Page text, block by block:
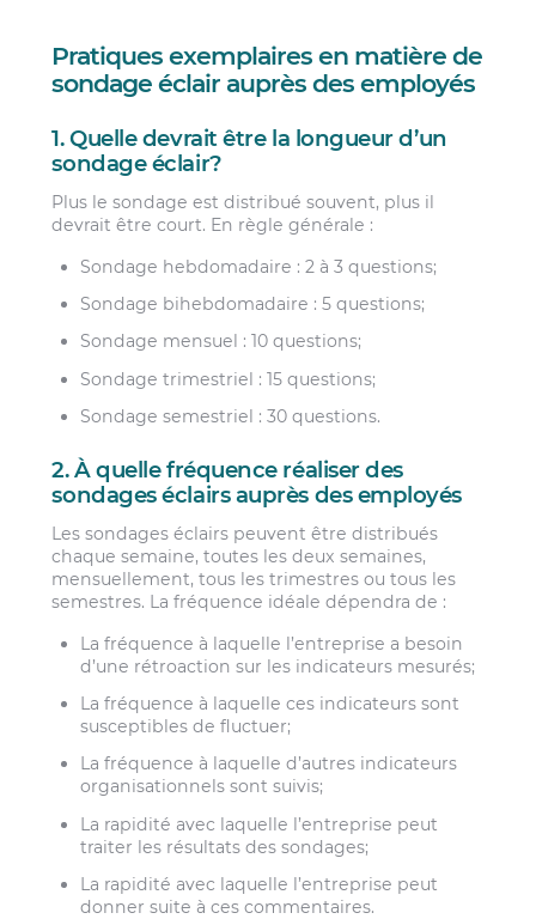
Pratiques exemplaires en matière de
sondage éclair auprès des employés
1. Quelle devrait être la longueur d’un
sondage éclair?
Plus le sondage est distribué souvent, plus il
devrait être court. En règle générale :
Sondage hebdomadaire : 2 à 3 questions;
Sondage bihebdomadaire : 5 questions;
Sondage mensuel : 10 questions;
Sondage trimestriel : 15 questions;
Sondage semestriel : 30 questions.
2. À quelle fréquence réaliser des
sondages éclairs auprès des employés
Les sondages éclairs peuvent être distribués
chaque semaine, toutes les deux semaines,
mensuellement, tous les trimestres ou tous les
semestres. La fréquence idéale dépendra de :
La fréquence à laquelle l’entreprise a besoin
d’une rétroaction sur les indicateurs mesurés;
La fréquence à laquelle ces indicateurs sont
susceptibles de fluctuer;
La fréquence à laquelle d’autres indicateurs
organisationnels sont suivis;
La rapidité avec laquelle l’entreprise peut
traiter les résultats des sondages;
La rapidité avec laquelle l’entreprise peut
donner suite à ces commentaires.